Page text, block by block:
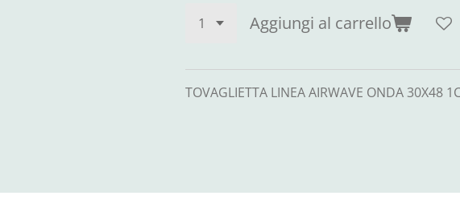
Aggiungi al carrello
TOVAGLIETTA LINEA AIRWAVE ONDA 30X48